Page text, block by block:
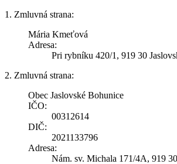
1. Zmluvná strana:
Mária Kmeťová
Adresa:
Pri rybníku 420/1, 919 30
2. Zmluvná strana:
Obec Jaslovské Bohunice
IČO:
00312614
DIČ:
2021133796
Adresa:
Nám. sv. Michala 171/4A, 919